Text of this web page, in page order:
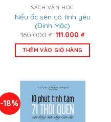
SÁCH VĂN HỌC
Nếu ốc sên có tình yêu
(Đinh Mặc)
160.000₫ Giá
là:
160.000 ₫.
111.000₫Giá
tại
THÊM VÀO GIỎ HÀNG
-18%